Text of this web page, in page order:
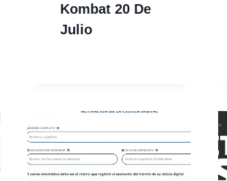
Kombat 20 De
Julio